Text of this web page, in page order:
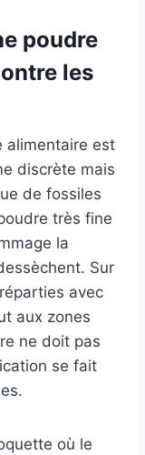
poudre
les
alimentaire est
discrète mais
de fossiles
très fine
la
Sur
avec
aux zones
ne doit pas
se fait
où le